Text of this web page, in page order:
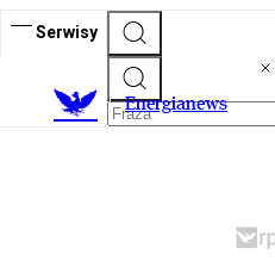
Serwisy
Energianews